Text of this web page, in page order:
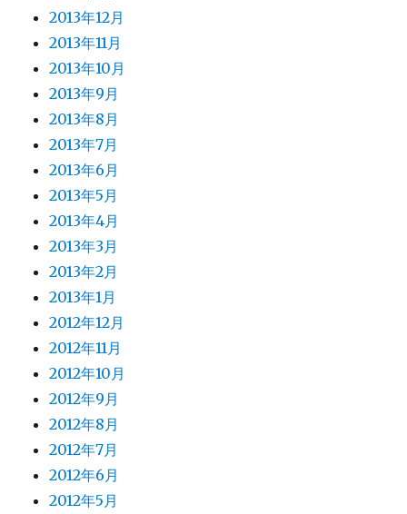
2013年12月
2013年11月
2013年10月
2013年9月
2013年8月
2013年7月
2013年6月
2013年5月
2013年4月
2013年3月
2013年2月
2013年1月
2012年12月
2012年11月
2012年10月
2012年9月
2012年8月
2012年7月
2012年6月
2012年5月